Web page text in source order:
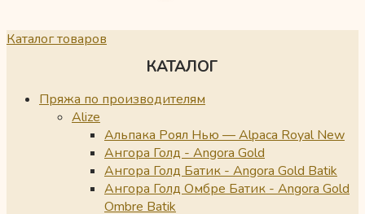
Каталог товаров
КАТАЛОГ
Пряжа по производителям
Alize
Альпака Роял Нью — Alpaca Royal New
Ангора Голд - Angora Gold
Ангора Голд Батик - Angora Gold Batik
Ангора Голд Омбре Батик - Angora Gold
Ombre Batik